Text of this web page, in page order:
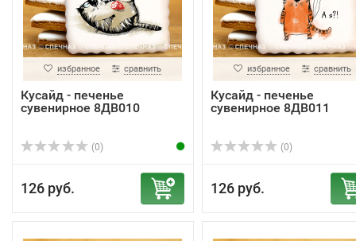
избранное сравнить
Кусайд - печенье
сувенирное 8ДВ010
(0)
126 руб.
избранное сравнить
Кусайд - печенье
сувенирное 8ДВ011
(0)
126 руб.